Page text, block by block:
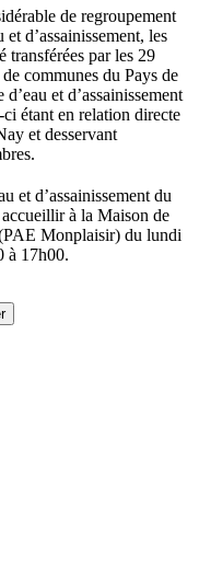
de regroupement
d’assainissement, les
transférées par les 29
communes du Pays de
et d’assainissement
étant en relation directe
et desservant
et d’assainissement du
à la Maison de
Monplaisir) du lundi
à 17h00.